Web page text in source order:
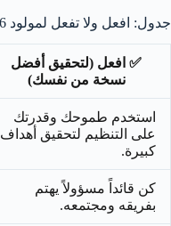
جدول: افعل ولا تفعل لمولود 26 مايو
✅ افعل (لتحقيق أفضل
نسخة من نفسك)
استخدم طموحك وقدرتك
على التنظيم لتحقيق أهداف
كبيرة.
كن قائداً مسؤولاً يهتم
بفريقه ومجتمعه.